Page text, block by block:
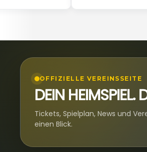
OFFIZIELLE VEREINSSEITE
DEIN HEIMSPIEL.
Tickets, Spielplan, News und
einen Blick.